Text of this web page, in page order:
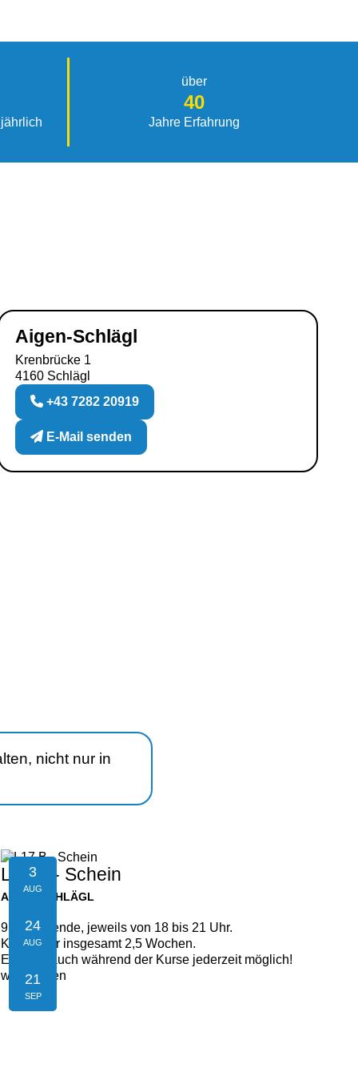
über
40
Jahre Erfahrung
Aigen-Schlägl
Krenbrücke 1
4160 Schlägl
+43 7282 20919
E-Mail senden
nicht nur in
3
AUG
24
AUG
21
SEP
L17 B - Schein
AIGEN-SCHLÄGL
9 Kursabende, jeweils von 18 bis 21 Uhr.
Kursdauer insgesamt 2,5 Wochen.
Einstieg auch während der Kurse jederzeit möglich!
weiterlesen